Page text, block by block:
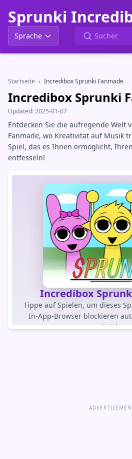
Sprunki
Sprache
Startseite › Incredibox Sprunki Fanmade
Incredibox Sprunki
Updated:2025-01-07
Entdecken Sie die aufregende Welt
Fanmade, wo Kreativität auf Musik
Spiel, das es Ihnen ermöglicht,
entfesseln!
Incredibox
Tippe auf Spielen, um dieses
In-App-Browser blockieren
Spiele.